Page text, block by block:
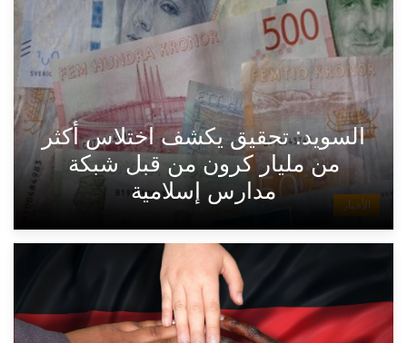
الأخبار
السويد: تحقيق يكشف اختلاس أكثر
من مليار كرون من قبل شبكة
مدارس إسلامية